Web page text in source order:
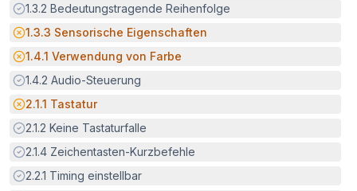
Erfüllt:
1.3.2 Bedeutungstragende Reihenfolge
Potenzielle Barriere:
1.3.3 Sensorische Eigenschaften
Potenzielle Barriere:
1.4.1 Verwendung von Farbe
Erfüllt:
1.4.2 Audio-Steuerung
Potenzielle Barriere:
2.1.1 Tastatur
Erfüllt:
2.1.2 Keine Tastaturfalle
Erfüllt:
2.1.4 Zeichentasten-Kurzbefehle
Erfüllt:
2.2.1 Timing einstellbar